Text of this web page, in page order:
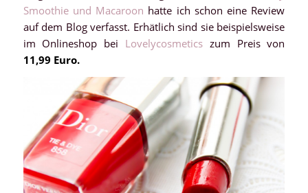
Smoothie und Macaroon hatte ich schon eine Review
auf dem Blog verfasst. Erhätlich sind sie beispielsweise
im Onlineshop bei Lovelycosmetics zum Preis von
11,99 Euro.